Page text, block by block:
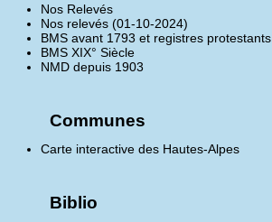
Nos Relevés
Nos relevés (01-10-2024)
BMS avant 1793 et registres protestants
BMS XIX° Siècle
NMD depuis 1903
Communes
Carte interactive des Hautes-Alpes
Biblio